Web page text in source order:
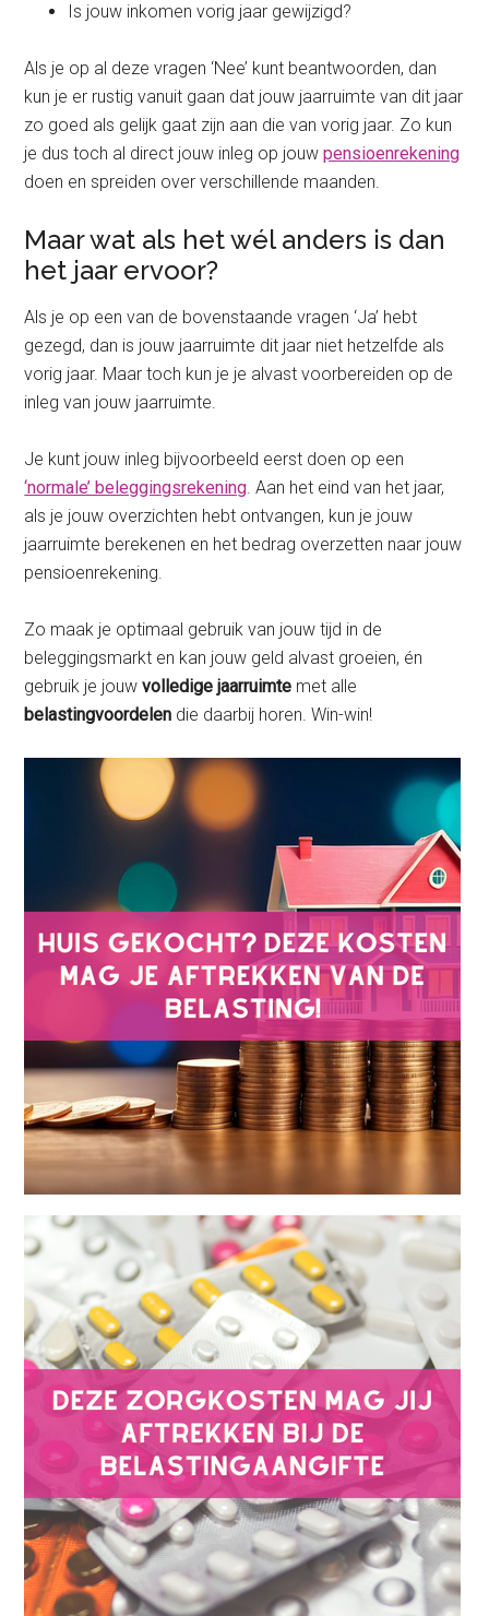
Is jouw inkomen vorig jaar gewijzigd?
Als je op al deze vragen ‘Nee’ kunt beantwoorden, dan
kun je er rustig vanuit gaan dat jouw jaarruimte van dit jaar
zo goed als gelijk gaat zijn aan die van vorig jaar. Zo kun
je dus toch al direct jouw inleg op jouwpensioenrekening
doen en spreiden over verschillende maanden.
Maar wat als het wél anders is dan
het jaar ervoor?
Als je op een van de bovenstaande vragen ‘Ja’ hebt
gezegd, dan is jouw jaarruimte dit jaar niet hetzelfde als
vorig jaar. Maar toch kun je je alvast voorbereiden op de
inleg van jouw jaarruimte.
Je kunt jouw inleg bijvoorbeeld eerst doen op een
‘normale’ beleggingsrekening. Aan het eind van het jaar,
als je jouw overzichten hebt ontvangen, kun je jouw
jaarruimte berekenen en het bedrag overzetten naar jouw
pensioenrekening.
Zo maak je optimaal gebruik van jouw tijd in de
beleggingsmarkt en kan jouw geld alvast groeien, én
gebruik je jouwvolledige jaarruimte met alle
belastingvoordelen die daarbij horen. Win-win!